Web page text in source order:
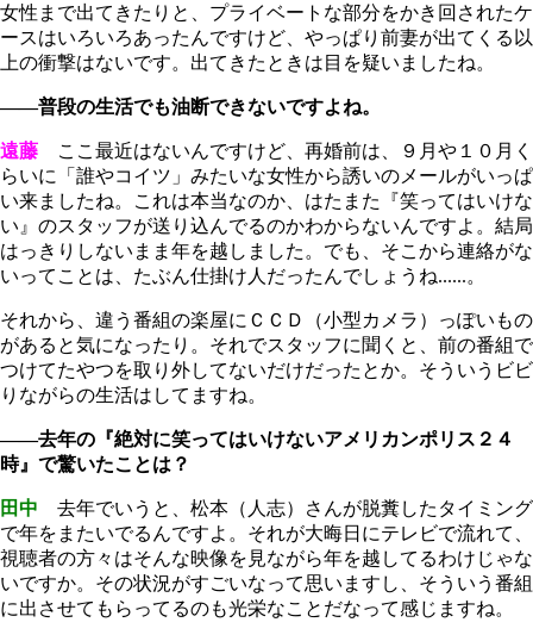
女性まで出てきたりと、プライベートな部分をかき回されたケ
ースはいろいろあったんですけど、やっぱり前妻が出てくる以
上の衝撃はないです。出てきたときは目を疑いましたね。
――普段の生活でも油断できないですよね。
遠藤 ここ最近はないんですけど、再婚前は、９月や１０月く
らいに「誰やコイツ」みたいな女性から誘いのメールがいっぱ
い来ましたね。これは本当なのか、はたまた『笑ってはいけな
い』のスタッフが送り込んでるのかわからないんですよ。結局
はっきりしないまま年を越しました。でも、そこから連絡がな
いってことは、たぶん仕掛け人だったんでしょうね......。
それから、違う番組の楽屋にＣＣＤ（小型カメラ）っぽいもの
があると気になったり。それでスタッフに聞くと、前の番組で
つけてたやつを取り外してないだけだったとか。そういうビビ
りながらの生活はしてますね。
――去年の『絶対に笑ってはいけないアメリカンポリス２４
時』で驚いたことは？
田中 去年でいうと、松本（人志）さんが脱糞したタイミング
で年をまたいでるんですよ。それが大晦日にテレビで流れて、
視聴者の方々はそんな映像を見ながら年を越してるわけじゃな
いですか。その状況がすごいなって思いますし、そういう番組
に出させてもらってるのも光栄なことだなって感じますね。